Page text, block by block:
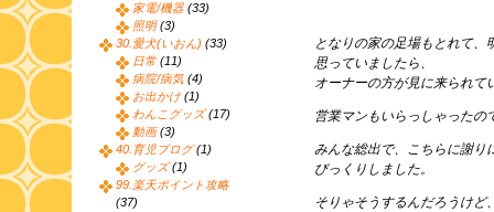
となりの家の足場もとれて、
思っていましたら、
オーナーの方が見に来られて
営業マンもいらっしゃったの
みんな総出で、こちらに謝り
びっくりしました。
そりゃそうするんだろうけど
家電/機器 (33)
照明(3)
30.愛犬(いおん) (33)
日常 (11)
病院/病気 (4)
お出かけ (1)
わんこグッズ(17)
動画(3)
40.育児ブログ(1)
グッズ(1)
99.楽天ポイント攻略
(37)